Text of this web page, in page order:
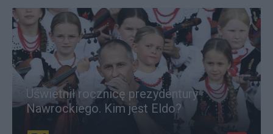
Uświetnił rocznicę prezydentury
Nawrockiego. Kim jest Eldo?